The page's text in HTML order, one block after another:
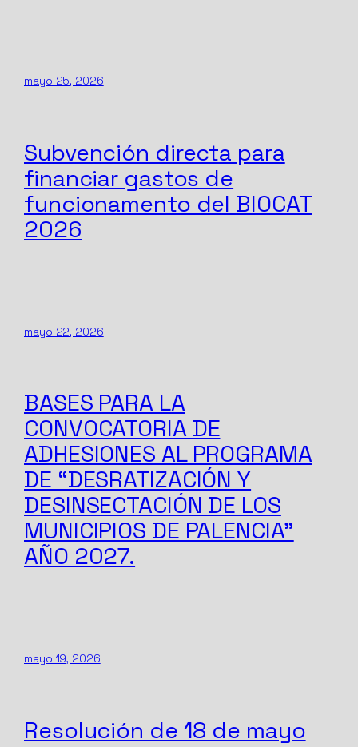
mayo 25, 2026
Subvención directa para
financiar gastos de
funcionamento del BIOCAT
2026
mayo 22, 2026
BASES PARA LA
CONVOCATORIA DE
ADHESIONES AL PROGRAMA
DE “DESRATIZACIÓN Y
DESINSECTACIÓN DE LOS
MUNICIPIOS DE PALENCIA”
AÑO 2027.
mayo 19, 2026
Resolución de 18 de mayo